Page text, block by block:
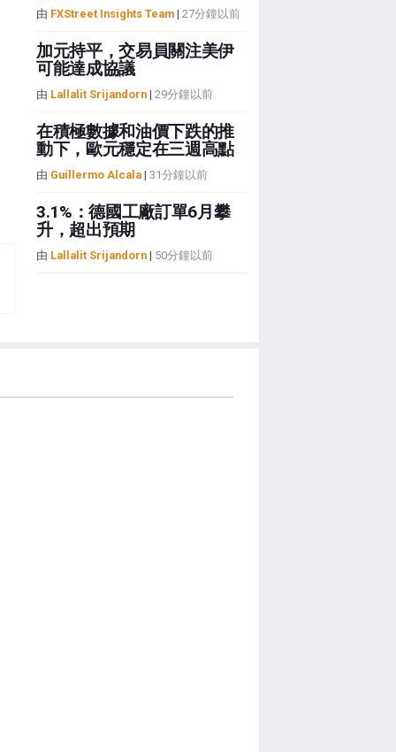
由 FXStreet Insights Team| 27分鐘以前
加元持平，交易員關注美伊
可能達成協議
由 Lallalit Srijandorn| 29分鐘以前
在積極數據和油價下跌的推
動下，歐元穩定在三週高點
由 Guillermo Alcala| 31分鐘以前
3.1%：德國工廠訂單6月攀
升，超出預期
由 Lallalit Srijandorn| 50分鐘以前